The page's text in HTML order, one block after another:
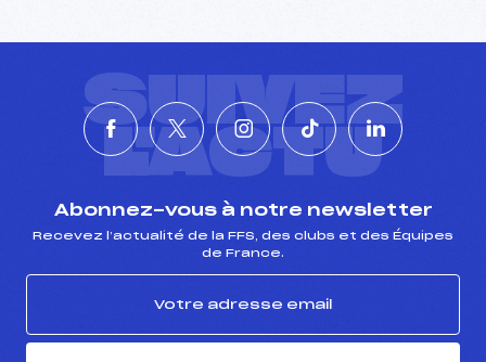
SUIVEZ
L'ACTU
Abonnez-vous à notre newsletter
Recevez l’actualité de la FFS, des clubs et des Équipes
de France.